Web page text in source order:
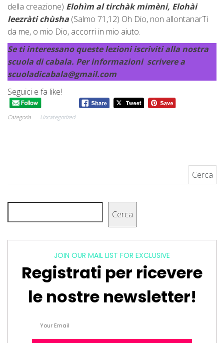
della creazione) Elohìm al tirchàk mimèni, Elohài
leezràti chùsha (Salmo 71,12) Oh Dio, non allontanarTi
da me, o mio Dio, accorri in mio aiuto.
Se ti interessano queste lezioni iscriviti alla nostra
scuola di cabala. Per informazioni scrivere a
scuoladicabala@gmail.com
Seguici e fa like!
Categoria Uncategorized
Cerca
JOIN OUR MAIL LIST FOR EXCLUSIVE
Registrati per ricevere
le nostre newsletter!